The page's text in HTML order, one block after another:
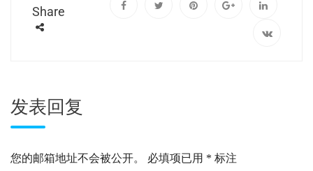
Share
发表回复
您的邮箱地址不会被公开。 必填项已用 * 标注